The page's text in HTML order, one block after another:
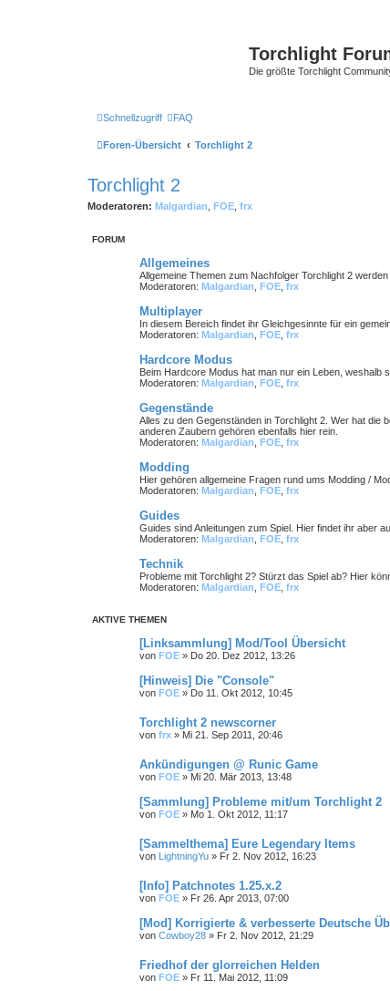
Torchlight
Die größte Torchlight
Schnellzugriff FAQ
Foren-Übersicht Torchlight 2
Torchlight 2
Moderatoren: Malgardian FOE frx
FORUM
Allgemeines
Allgemeine Themen zum Nachfolger Torchlight 2
Moderatoren: Malgardian FOE frx
Multiplayer
In diesem Bereich findet ihr Gleichgesinnte für ein
Moderatoren: Malgardian FOE frx
Hardcore Modus
Beim Hardcore Modus hat man nur ein Leben, weshalb
Moderatoren: Malgardian FOE frx
Gegenstände
Alles zu den Gegenständen in Torchlight 2. Wer hat die
anderen Zaubern gehören ebenfalls hier rein.
Moderatoren: Malgardian FOE frx
Modding
Hier gehören allgemeine Fragen rund ums Modding /
Moderatoren: Malgardian FOE frx
Guides
Guides sind Anleitungen zum Spiel. Hier findet ihr aber
Moderatoren: Malgardian FOE frx
Technik
Probleme mit Torchlight 2? Stürzt das Spiel ab? Hier
Moderatoren: Malgardian FOE frx
AKTIVE THEMEN
[Linksammlung] Mod/Tool Übersicht
von FOE » Do 20. Dez 2012, 13:26
[Hinweis] Die "Console"
von FOE » Do 11. Okt 2012, 10:45
Torchlight 2 newscorner
von frx » Mi 21. Sep 2011, 20:46
Ankündigungen @ Runic Game
von FOE » Mi 20. Mär 2013, 13:48
[Sammlung] Probleme mit/um Torchlight 2
von FOE » Mo 1. Okt 2012, 11:17
[Sammelthema] Eure Legendary Items
von LightningYu » Fr 2. Nov 2012, 16:23
[Info] Patchnotes 1.25.x.2
von FOE » Fr 26. Apr 2013, 07:00
[Mod] Korrigierte & verbesserte Deutsche
von Cowboy28 » Fr 2. Nov 2012, 21:29
Friedhof der glorreichen Helden
von FOE » Fr 11. Mai 2012, 11:09